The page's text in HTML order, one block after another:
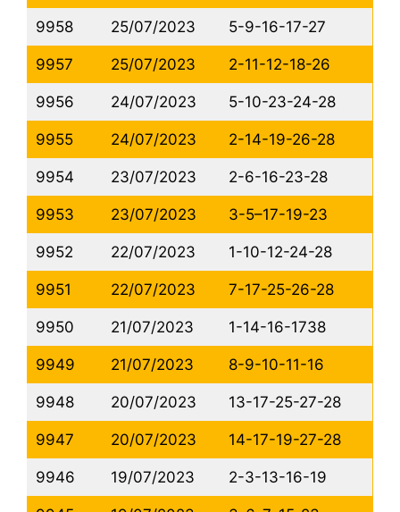
9958 25/07/2023 5-9-16-17-27
9957 25/07/2023 2-11-12-18-26
9956 24/07/2023 5-10-23-24-28
9955 24/07/2023 2-14-19-26-28
9954 23/07/2023 2-6-16-23-28
9953 23/07/2023 3-5–17-19-23
9952 22/07/2023 1-10-12-24-28
9951 22/07/2023 7-17-25-26-28
9950 21/07/2023 1-14-16-1738
9949 21/07/2023 8-9-10-11-16
9948 20/07/2023 13-17-25-27-28
9947 20/07/2023 14-17-19-27-28
9946 19/07/2023 2-3-13-16-19